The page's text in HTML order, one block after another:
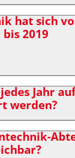
hat sich
2019
Jahr
werden?